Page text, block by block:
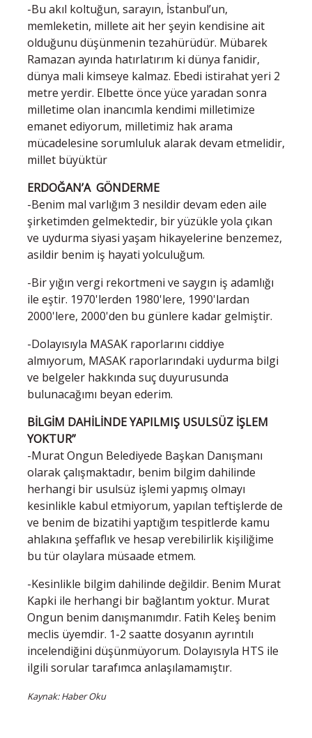
-Bu akıl koltuğun, sarayın, İstanbul’un,
memleketin, millete ait her şeyin kendisine ait
olduğunu düşünmenin tezahürüdür. Mübarek
Ramazan ayında hatırlatırım ki dünya fanidir,
dünya mali kimseye kalmaz. Ebedi istirahat yeri 2
metre yerdir. Elbette önce yüce yaradan sonra
milletime olan inancımla kendimi milletimize
emanet ediyorum, milletimiz hak arama
mücadelesine sorumluluk alarak devam etmelidir,
millet büyüktür
ERDOĞAN’A GÖNDERME
-Benim mal varlığım 3 nesildir devam eden aile
şirketimden gelmektedir, bir yüzükle yola çıkan
ve uydurma siyasi yaşam hikayelerine benzemez,
asildir benim iş hayati yolculuğum.
-Bir yığın vergi rekortmeni ve saygın iş adamlığı
ile eştir. 1970'lerden 1980'lere, 1990'lardan
2000'lere, 2000'den bu günlere kadar gelmiştir.
-Dolayısıyla MASAK raporlarını ciddiye
almıyorum, MASAK raporlarındaki uydurma bilgi
ve belgeler hakkında suç duyurusunda
bulunacağımı beyan ederim.
BİLGİM DAHİLİNDE YAPILMIŞ USULSÜZ İŞLEM
YOKTUR”
-Murat Ongun Belediyede Başkan Danışmanı
olarak çalışmaktadır, benim bilgim dahilinde
herhangi bir usulsüz işlemi yapmış olmayı
kesinlikle kabul etmiyorum, yapılan teftişlerde de
ve benim de bizatihi yaptığım tespitlerde kamu
ahlakına şeffaflık ve hesap verebilirlik kişiliğime
bu tür olaylara müsaade etmem.
-Kesinlikle bilgim dahilinde değildir. Benim Murat
Kapki ile herhangi bir bağlantım yoktur. Murat
Ongun benim danışmanımdır. Fatih Keleş benim
meclis üyemdir. 1-2 saatte dosyanın ayrıntılı
incelendiğini düşünmüyorum. Dolayısıyla HTS ile
ilgili sorular tarafımca anlaşılamamıştır.
Kaynak: Haber Oku